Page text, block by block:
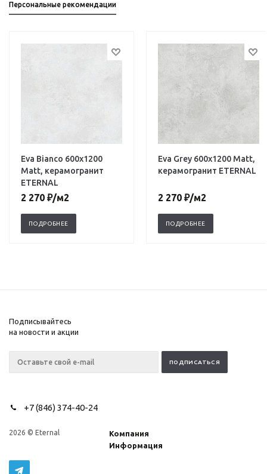
Персональные рекомендации
Eva Bianco 600х1200
Matt, керамогранит
ETERNAL
2 270 ₽/м2
ПОДРОБНЕЕ
Eva Grey 600х1200 Matt,
керамогранит ETERNAL
2 270 ₽/м2
ПОДРОБНЕЕ
Подписывайтесь
на новости и акции
+7 (846) 374-40-24
2026 © Eternal
Компания
Информация